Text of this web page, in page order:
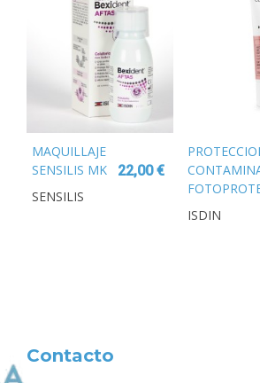
MAQUILLAJE
SENSILIS MK
LIPSTICK
22,00 €
SENSILIS
ISDIN
ISDIN
Contacto